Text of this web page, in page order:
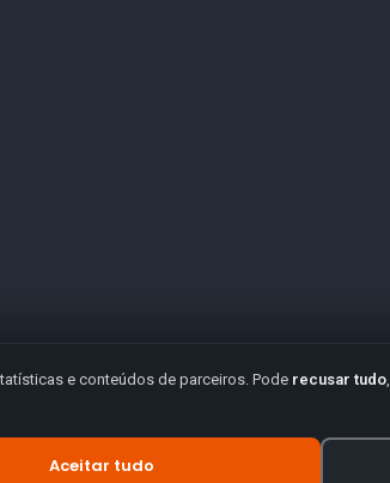
e conteúdos de parceiros. Pode recusar tudo,
Aceitar tudo